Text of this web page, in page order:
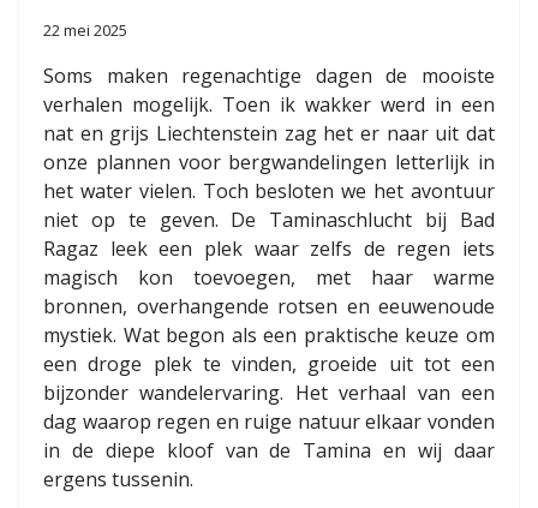
22 mei 2025
Soms maken regenachtige dagen de mooiste
verhalen mogelijk. Toen ik wakker werd in een
nat en grijs Liechtenstein zag het er naar uit dat
onze plannen voor bergwandelingen letterlijk in
het water vielen. Toch besloten we het avontuur
niet op te geven. De Taminaschlucht bij Bad
Ragaz leek een plek waar zelfs de regen iets
magisch kon toevoegen, met haar warme
bronnen, overhangende rotsen en eeuwenoude
mystiek. Wat begon als een praktische keuze om
een droge plek te vinden, groeide uit tot een
bijzonder wandelervaring. Het verhaal van een
dag waarop regen en ruige natuur elkaar vonden
in de diepe kloof van de Tamina en wij daar
ergens tussenin.